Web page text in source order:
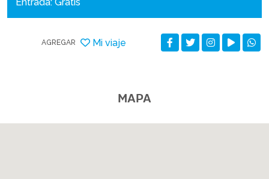
AGREGAR Mi viaje
MAPA